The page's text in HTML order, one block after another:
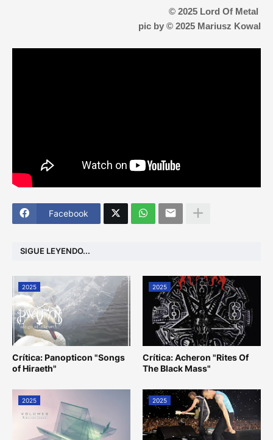
© 2025 Lord Of Metal
pic by © 2025 Mariusz Kowal
Facebook
SIGUE LEYENDO...
2025
Crítica: Panopticon "Songs
of Hiraeth"
2025
Crítica: Acheron "Rites Of
The Black Mass"
2025 2025